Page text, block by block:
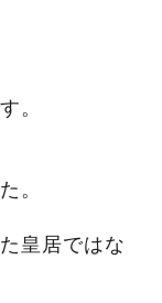
。
。
皇居ではな